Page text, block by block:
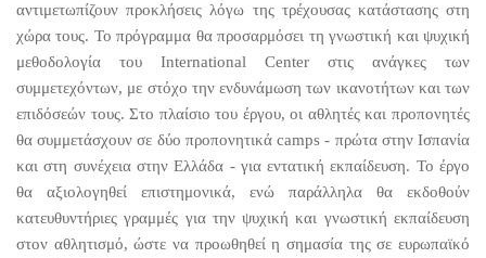
αντιμετωπίζουν προκλήσεις λόγω της τρέχουσας κατάστασης στη
χώρα τους. Το πρόγραμμα θα προσαρμόσει τη γνωστική και ψυχική
μεθοδολογία του International Center στις ανάγκες των
συμμετεχόντων, με στόχο την ενδυνάμωση των ικανοτήτων και των
επιδόσεών τους. Στο πλαίσιο του έργου, οι αθλητές και προπονητές
θα συμμετάσχουν σε δύο προπονητικά camps - πρώτα στην Ισπανία
και στη συνέχεια στην Ελλάδα - για εντατική εκπαίδευση. Το έργο
θα αξιολογηθεί επιστημονικά, ενώ παράλληλα θα εκδοθούν
κατευθυντήριες γραμμές για την ψυχική και γνωστική εκπαίδευση
στον αθλητισμό, ώστε να προωθηθεί η σημασία της σε ευρωπαϊκό